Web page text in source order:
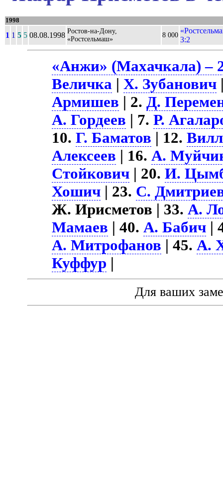
1998
1 1 5 5 08.08.1998 Ростов-на-Дону,
«Ростсельмаш»
8 000
3:2
«Анжи» (Махачкала) –
Величка | Х. Зубанович
Армишев | 2.Д.
А. Гордеев | 7.Р.
10.Г. Баматов | 12.
Алексеев | 16.А.
Стойкович | 20.И.
Хошич | 23. С.
Ж. Ирисметов | 33.А.
Мамаев | 40.А. Бабич |
А. Митрофанов | 45.А.
Куффур |
Для ваших